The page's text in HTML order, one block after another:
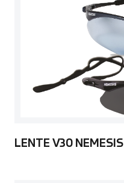
LENTE V30 NEMESIS